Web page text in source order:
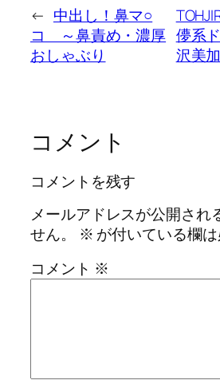
← 中出し！鼻マ○
コ ～鼻責め・濃厚
おしゃぶり
儚系
沢美加
コメント
コメントを残す
メールアドレスが公開され
せん。
※ が付いている欄
コメント ※